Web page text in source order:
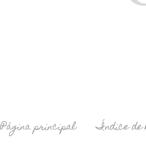
Página principal Índice de